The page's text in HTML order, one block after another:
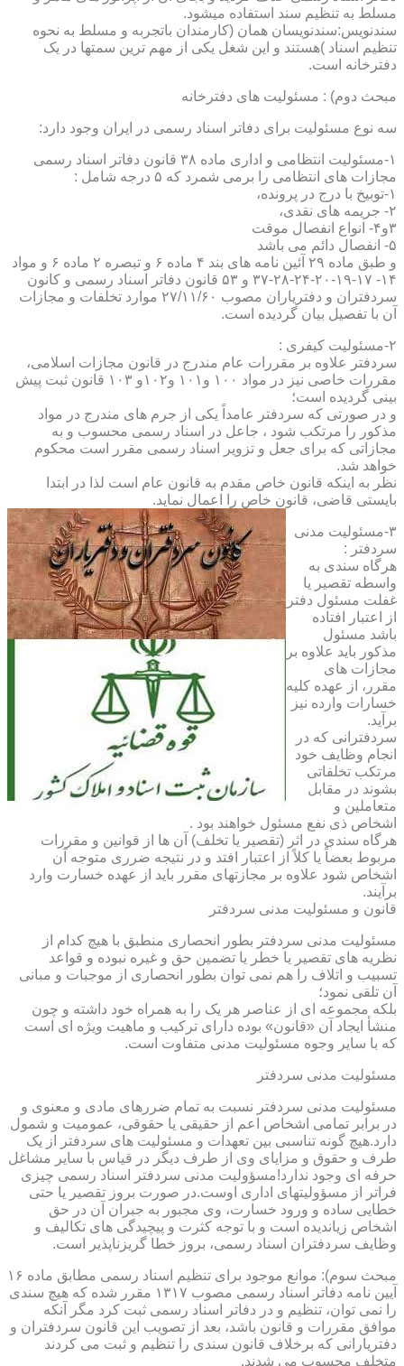
مسلط به تنظیم سند استفاده میشود.
سندنویس:سندنویسان همان (کارمندان باتجربه و مسلط به نحوه
تنظیم اسناد )هستند و این شغل یکی از مهم ترین سمتها در یک
دفترخانه است.
مبحث دوم) : مسئولیت های دفترخانه
سه نوع مسئولیت برای دفاتر اسناد رسمی در ایران وجود دارد:
۱-مسئولیت انتظامی و اداری ماده ۳۸ قانون دفاتر اسناد رسمی
مجازات های انتظامی را برمی شمرد که ۵ درجه شامل :
۱-توبیخ با درج در پرونده،
۲- جریمه های نقدی،
۳و۴- انواع انفصال موقت
۵- انفصال دائم می باشد
و طبق ماده ۲۹ آئین نامه های بند ۴ ماده ۶ و تبصره ۲ ماده ۶ و مواد
۱۴- ۱۷-۱۹-۲۰-۲۴-۲۸-۳۷ و ۵۳ قانون دفاتر اسناد رسمی و کانون
سردفتران و دفتریاران مصوب ۲۷/۱۱/۶۰ موارد تخلفات و مجازات
آن با تفصیل بیان گردیده است.
۲-مسئولیت کیفری :
سردفتر علاوه بر مقررات عام مندرج در قانون مجازات اسلامی،
مقررات خاصی نیز در مواد ۱۰۰ و۱۰۱ و۱۰۲و ۱۰۳ قانون ثبت پیش
بینی گردیده است؛
و در صورتی که سردفتر عامداً یکی از جرم های مندرج در مواد
مذکور را مرتکب شود ، جاعل در اسناد رسمی محسوب و به
مجازاتی که برای جعل و تزویر اسناد رسمی مقرر است محکوم
خواهد شد.
نظر به اینکه قانون خاص مقدم به قانون عام است لذا در ابتدا
بایستی قاضی، قانون خاص را اعمال نماید.
۳-مسئولیت مدنی
سردفتر :
هرگاه سندی به
واسطه تقصیر یا
غفلت مسئول دفتر
از اعتبار افتاده
باشد مسئول
مذکور باید علاوه بر
مجازات های
مقرر، از عهده کلیه
خسارات وارده نیز
برآید.
سردفترانی که در
انجام وظایف خود
مرتکب تخلفاتی
بشوند در مقابل
متعاملین و
اشخاص ذی نفع مسئول خواهند بود .
هرگاه سندی در اثر (تقصیر یا تخلف) آن ها از قوانین و مقررات
مربوط بعضاً یا کلاً از اعتبار افتد و در نتیجه ضرری متوجه آن
اشخاص شود علاوه بر مجازتهای مقرر باید از عهده خسارت وارد
برآیند.
قانون و مسئولیت مدنی سردفتر
مسئولیت مدنی سردفتر بطور انحصاری منطبق با هیچ کدام از
نظریه های تقصیر یا خطر یا تضمین حق و غیره نبوده و قواعد
تسبیب و اتلاف را هم نمی توان بطور انحصاری از موجبات و مبانی
آن تلقی نمود؛
بلکه مجموعه ای از عناصر هر یک را به همراه خود داشته و چون
منشأ ایجاد آن «قانون» بوده دارای ترکیب و ماهیت ویژه ای است
که با سایر وجوه مسئولیت مدنی متفاوت است.
مسئولیت مدنی سردفتر
مسئولیت مدنی سردفتر نسبت به تمام ضررهای مادی و معنوی و
در برابر تمامی اشخاص اعم از حقیقی یا حقوقی، عمومیت و شمول
دارد.هیچ گونه تناسبی بین تعهدات و مسئولیت های سردفتر از یک
طرف و حقوق و مزایای وی از طرف دیگر در قیاس با سایر مشاغل
حرفه ای وجود ندارد!مسؤولیت مدنی سردفتر اسناد رسمی چیزی
فراتر از مسؤولیتهای اداری اوست.در صورت بروز تقصیر یا حتی
خطایی ساده و ورود خسارت، وی مجبور به جبران آن در حق
اشخاص زیاندیده است و با توجه کثرت و پیچیدگی های تکالیف و
وظایف سردفتران اسناد رسمی، بروز خطا گریزناپذیر است.
مبحث سوم): موانع موجود برای تنظیم اسناد رسمی مطابق ماده ۱۶
آیین نامه دفاتر اسناد رسمی مصوب ۱۳۱۷ مقرر شده که هیچ سندی
را نمی توان، تنظیم و در دفاتر اسناد رسمی ثبت کرد مگر آنکه
موافق مقررات و قانون باشد، بعد از تصویب این قانون سردفتران و
دفتریارانی که برخلاف قانون سندی را تنظیم و ثبت می کردند
متخلف محسوب می شدند.